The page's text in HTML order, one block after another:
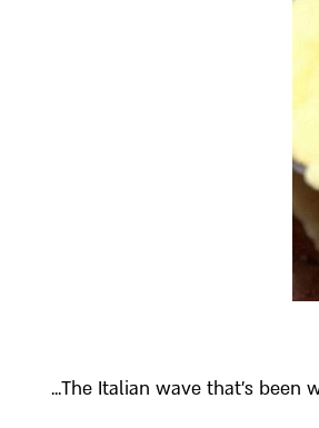
The Italian wave that’s been